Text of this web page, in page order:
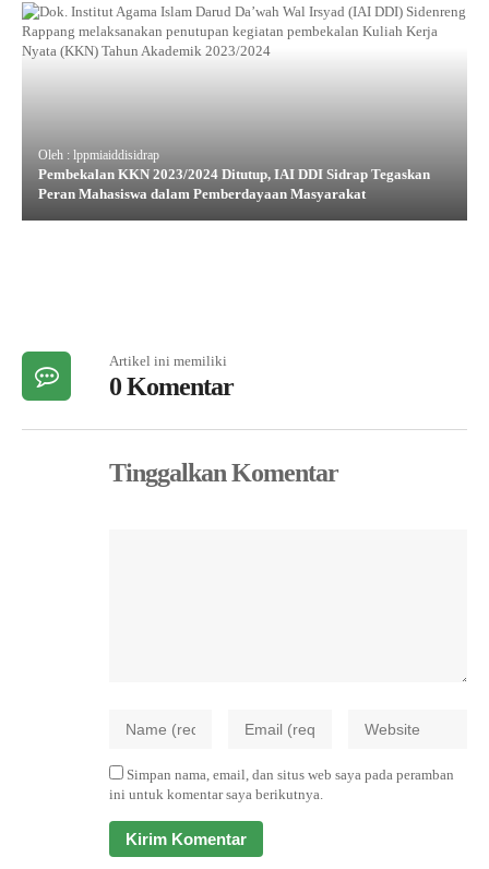
Oleh : lppmiaiddisidrap
Pembekalan KKN 2023/2024 Ditutup, IAI DDI Sidrap Tegaskan
Peran Mahasiswa dalam Pemberdayaan Masyarakat
Artikel ini memiliki
0 Komentar
Tinggalkan Komentar
Simpan nama, email, dan situs web saya pada peramban
ini untuk komentar saya berikutnya.